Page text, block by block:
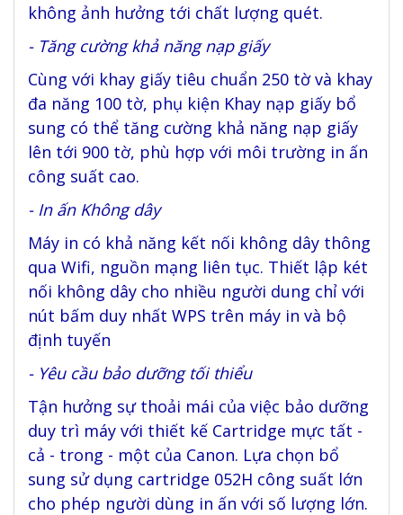
không ảnh hưởng tới chất lượng quét.
- Tăng cường khả năng nạp giấy
Cùng với khay giấy tiêu chuẩn 250 tờ và khay
đa năng 100 tờ, phụ kiện Khay nạp giấy bổ
sung có thể tăng cường khả năng nạp giấy
lên tới 900 tờ, phù hợp với môi trường in ấn
công suất cao.
- In ấn Không dây
Máy in có khả năng kết nối không dây thông
qua Wifi, nguồn mạng liên tục. Thiết lập két
nối không dây cho nhiều người dung chỉ với
nút bấm duy nhất WPS trên máy in và bộ
định tuyến
- Yêu cầu bảo dưỡng tối thiểu
Tận hưởng sự thoải mái của việc bảo dưỡng
duy trì máy với thiết kế Cartridge mực tất -
cả - trong - một của Canon. Lựa chọn bổ
sung sử dụng cartridge 052H công suất lớn
cho phép người dùng in ấn với số lượng lớn.